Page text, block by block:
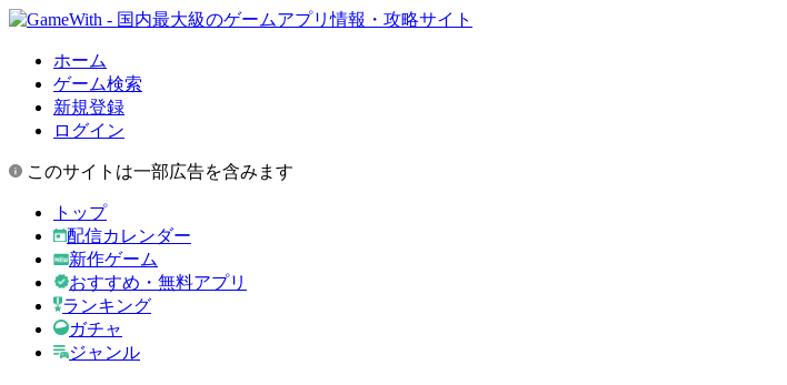
ホーム
ゲーム検索
新規登録
ログイン
このサイトは一部広告を含みます
トップ
配信カレンダー
新作ゲーム
おすすめ・無料アプリ
ランキング
ガチャ
ジャンル